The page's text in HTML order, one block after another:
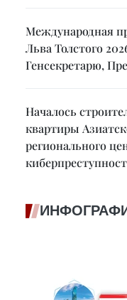
Международная
Льва Толстого
Генсекретарю,
Началось
квартиры
регионального